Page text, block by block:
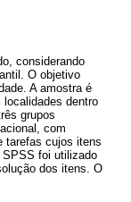
considerando
O objetivo
A amostra é
dentro
grupos
com
tarefas cujos itens
foi utilizado
dos itens. O